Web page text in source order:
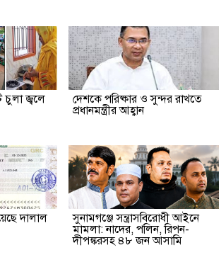
চুলা জ্বলে
দেশকে পরিষ্কার ও সুন্দর রাখতে
প্রধানমন্ত্রীর আহ্বান
দালাল
‎সুনামগঞ্জে সন্ত্রাসবিরোধী আইনে
মামলা: নাদের, পলিন, রিপন-
দীপঙ্করসহ ৪৮ জন আসামি